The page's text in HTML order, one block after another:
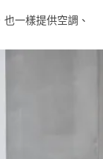
一樣提供空調、